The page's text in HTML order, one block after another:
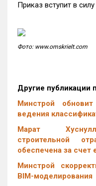
Приказ вступит в
Фото: www.omskrielt.com
Другие публикации
Минстрой
ведения
Марат
строительной
обеспечена за счет
Минстрой
BIM-моделирования